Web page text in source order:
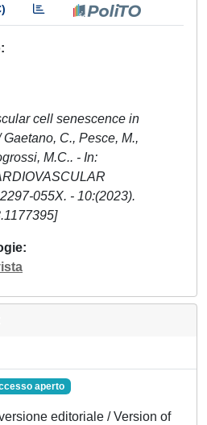
cell senescence in
C., Pesce, M.,
M.C.. - In:
055X. - 10:(2023).
aperto
editoriale / Version of